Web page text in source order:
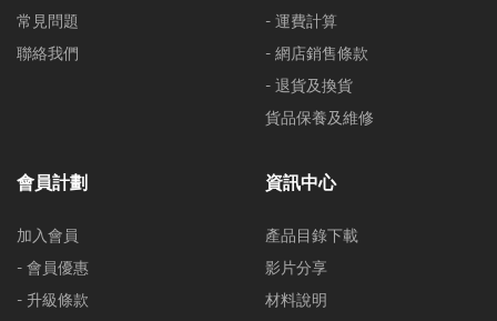
常見問題
聯絡我們
- 運費計算
- 網店銷售條款
- 退貨及換貨
貨品保養及維修
會員計劃
加入會員
- 會員優惠
- 升級條款
資訊中心
產品目錄下載
影片分享
材料說明